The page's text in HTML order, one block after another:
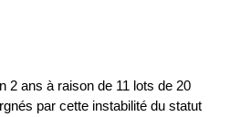
2 ans à raison de 11 lots de 20
par cette instabilité du statut